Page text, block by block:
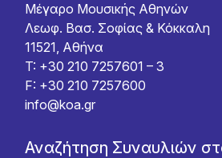
Μέγαρο Μουσικής Αθηνών
Λεωφ. Βασ. Σοφίας & Κόκκαλη
11521, Αθήνα
T: +30 210 7257601 – 3
F: +30 210 7257600
info@koa.gr
Αναζήτηση Συναυλιών